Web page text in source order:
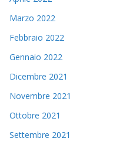
Marzo 2022
Febbraio 2022
Gennaio 2022
Dicembre 2021
Novembre 2021
Ottobre 2021
Settembre 2021